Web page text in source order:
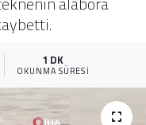
1 DK
OKUNMA SÜRESI